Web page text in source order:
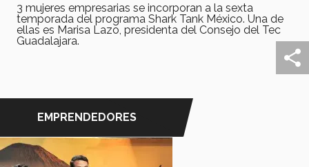
3 mujeres empresarias se incorporan a la sexta
temporada del programa Shark Tank México. Una de
ellas es Marisa Lazo, presidenta del Consejo del Tec
Guadalajara.
EMPRENDEDORES